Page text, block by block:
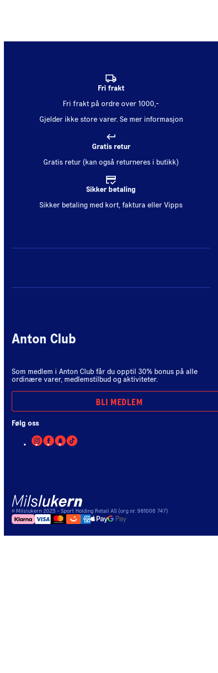
Fri frakt
Fri frakt på ordre over 1000,-
Gjelder ikke store varer. Se mer informasjon
Gratis retur
Gratis retur (kan også returneres i butikk)
Sikker betaling
Sikker betaling med kort, faktura eller Vipps
Anton Club
Som medlem i Anton Club får du opptil 30% bonus på alle
ordinære varer, medlemstilbud og aktiviteter.
BLI MEDLEM
Følg oss
© Milslukern 2025 - Sport Holding Retail AS (org nr. 981006 747)